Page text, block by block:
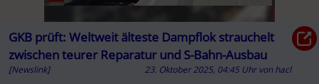
GKB prüft: Weltweit älteste Dampflok strauchelt
zwischen teurer Reparatur und S-Bahn-Ausbau
[Newslink] 23. Oktober 2025, 04:45 Uhr vonhacl